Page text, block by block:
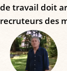
de travail doit
recruteurs des